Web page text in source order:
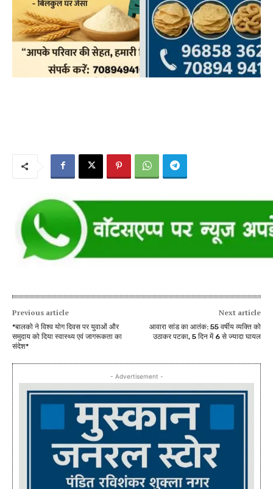
Previous article
*बालको ने विश्व योग दिवस पर युवाओं और
समुदाय को दिया स्वास्थ्य एवं जागरूकता का
संदेश*
Next article
आवारा सांड का आतंक: 55 वर्षीय व्यक्ति को
उठाकर पटका, 5 दिन में 6 से ज्यादा घायल
- Advertisement -